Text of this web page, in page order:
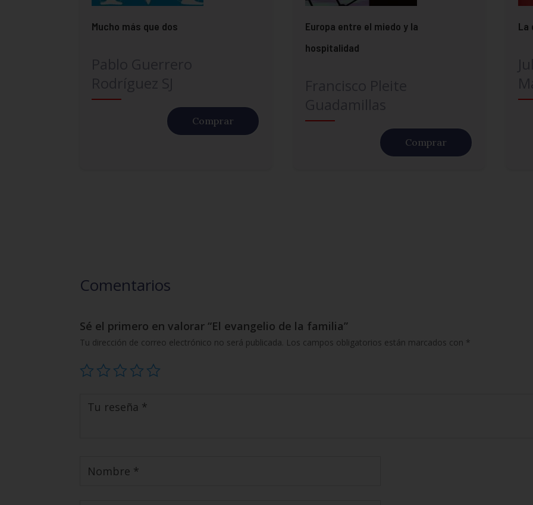
Mucho más que dos
Comprar
Europa entre el miedo y la
hospitalidad
Comprar
La
Comentarios
Sé el primero en valorar “El evangelio de la familia”
Tu dirección de correo electrónico no será publicada. Los campos obligatorios están marcados con *